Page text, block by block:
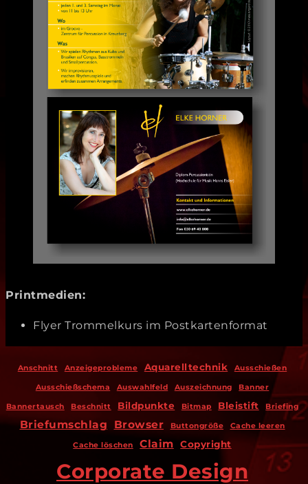
Printmedien:
Flyer Trommelkurs im Postkartenformat
Anschnitt Anzeigeprobleme Aquarelltechnik Ausschießen
Ausschießschema Auswahlfeld Auszeichnung Banner
Bannertausch Beschnitt Bildpunkte Bitmap Bleistift Briefing
Briefumschlag Browser Buttongröße Cache leeren
Cache löschen Claim Copyright
Corporate Design